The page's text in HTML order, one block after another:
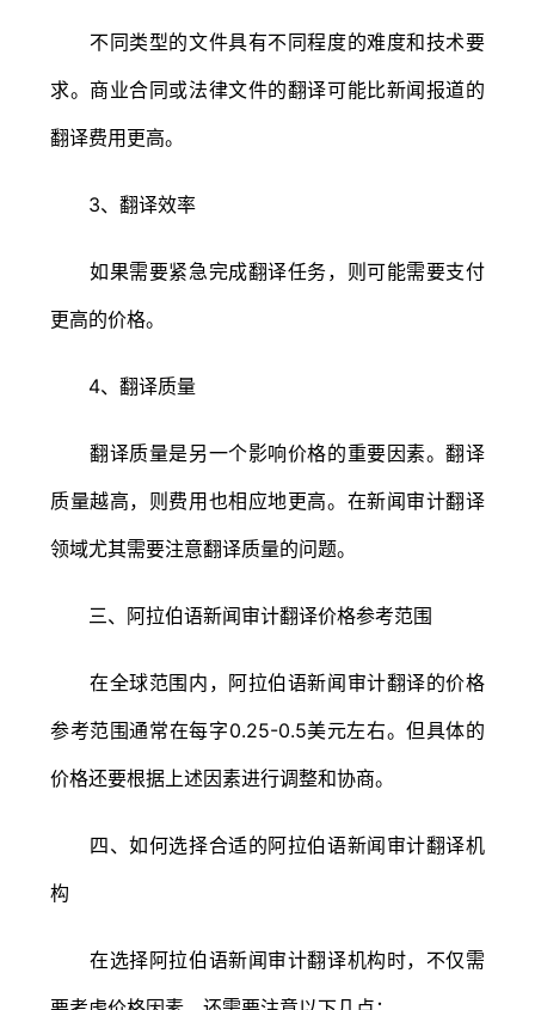
不同类型的文件具有不同程度的难度和技术要
求。商业合同或法律文件的翻译可能比新闻报道的
翻译费用更高。
3、翻译效率
如果需要紧急完成翻译任务，则可能需要支付
更高的价格。
4、翻译质量
翻译质量是另一个影响价格的重要因素。翻译
质量越高，则费用也相应地更高。在新闻审计翻译
领域尤其需要注意翻译质量的问题。
三、阿拉伯语新闻审计翻译价格参考范围
在全球范围内，阿拉伯语新闻审计翻译的价格
参考范围通常在每字0.25-0.5美元左右。但具体的
价格还要根据上述因素进行调整和协商。
四、如何选择合适的阿拉伯语新闻审计翻译机
构
在选择阿拉伯语新闻审计翻译机构时，不仅需